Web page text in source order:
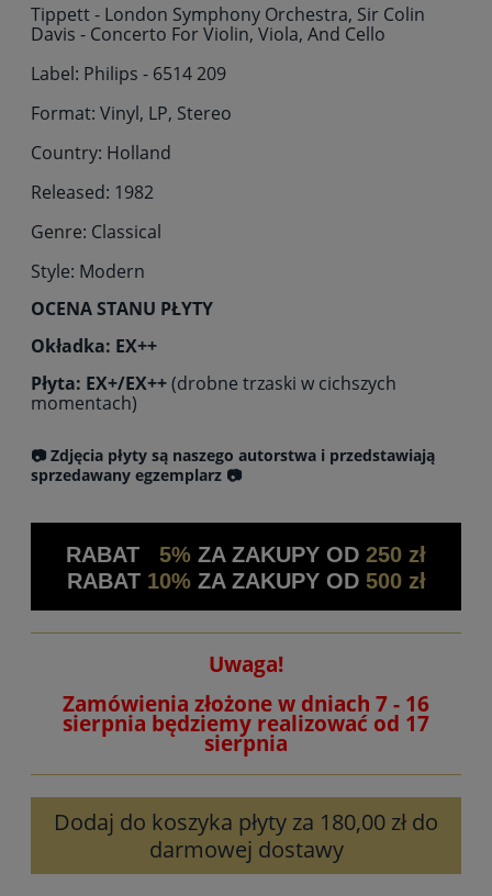
Tippett - London Symphony Orchestra, Sir Colin
Davis - Concerto For Violin, Viola, And Cello
Label: Philips - 6514 209
Format: Vinyl, LP, Stereo
Country: Holland
Released: 1982
Genre: Classical
Style: Modern
OCENA STANU PŁYTY
Okładka: EX++
Płyta: EX+/EX++(drobne trzaski w cichszych
momentach)
📷 Zdjęcia płyty są naszego autorstwa i przedstawiają
sprzedawany egzemplarz 📷
RABAT 5% ZA ZAKUPY OD 250 zł
RABAT 10%ZA ZAKUPY OD 500 zł
Uwaga!
Zamówienia złożone w dniach 7 - 16
sierpnia będziemy realizować od 17
sierpnia
Dodaj do koszyka płyty za 180,00 zł do
darmowej dostawy